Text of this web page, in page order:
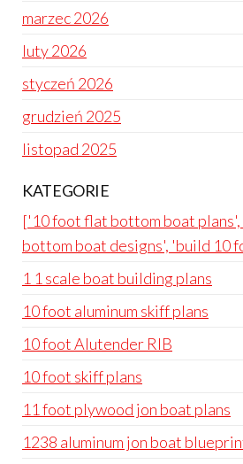
marzec 2026
luty 2026
styczeń 2026
grudzień 2025
listopad 2025
KATEGORIE
['10 foot flat bottom boat plans',
bottom boat designs', 'build 10
1 1 scale boat building plans
10 foot aluminum skiff plans
10 foot Alutender RIB
10 foot skiff plans
11 foot plywood jon boat plans
1238 aluminum jon boat